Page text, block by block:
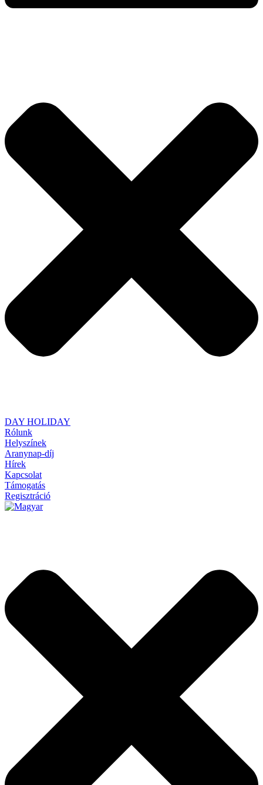
DAY HOLIDAY
Rólunk
Helyszínek
Aranynap-díj
Hírek
Kapcsolat
Támogatás
Regisztráció